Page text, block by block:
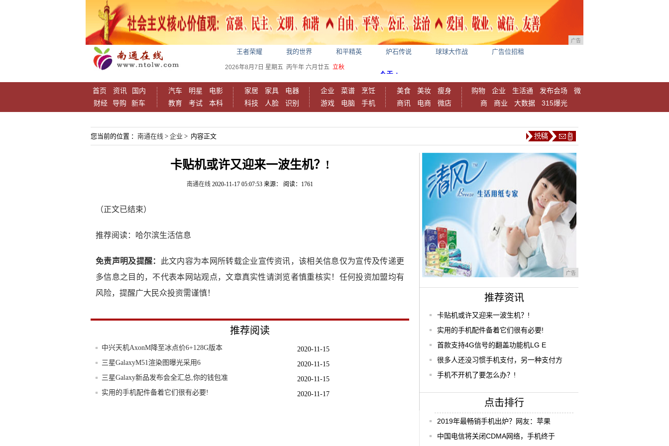
广告
王者荣耀 我的世界 和平精英 炉石传说 球球大作战 广告位招租
2026年8月7日 星期五 丙午年 六月廿五 立秋
首页 资讯
国内
财经
导购 新车
汽车 明星
电影
教育
考试 本科
家居 家具
电器
科技
人脸 识别
企业 菜谱
烹饪
游戏
电脑 手机
美食 美妆
瘦身
商讯
电商 微店
购物 企业 生活通 发布会场
微
商
商业 大数据 315爆光
您当前的位置 ： 南通在线 > 企业 > 内容正文
卡贴机或许又迎来一波生机？!
南通在线 2020-11-17 05:07:53 来源： 阅读：1761
（正文已结束）
推荐阅读： 哈尔滨生活信息
免责声明及提醒：
此文内容为本网所转载企业宣传资讯，该相关信息仅为宣传及传递更
多信息之目的，不代表本网站观点，文章真实性请浏览者慎重核实！任何投资加盟均有
风险，提醒广大民众投资需谨慎！
推荐阅读
2020-11-15
中兴天机AxonM降至冰点价6+128G版本
2020-11-15
三星GalaxyM51渲染图曝光采用6
2020-11-15
三星Galaxy新品发布会全汇总,你的钱包准
2020-11-17
实用的手机配件备着它们很有必要!
广告
推荐资讯
卡贴机或许又迎来一波生机？!
实用的手机配件备着它们很有必要!
首款支持4G信号的翻盖功能机LG E
很多人还没习惯手机支付，另一种支付方
手机不开机了要怎么办？!
点击排行
2019年最畅销手机出炉？网友：苹果
中国电信将关闭CDMA网络，手机终于